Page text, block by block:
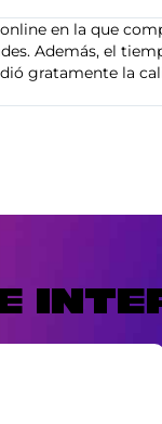
en la que
Además, el
gratamente la